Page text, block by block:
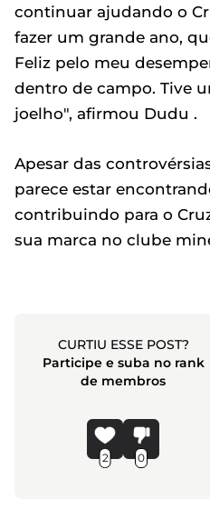
continuar ajudando o
fazer um grande ano,
Feliz pelo meu
dentro de campo. Tive
joelho", afirmou Dudu .
Apesar das
parece estar
contribuindo para o
sua marca no clube
CURTIU ESSE POST?
Participe e suba no rank
de membros
2 0